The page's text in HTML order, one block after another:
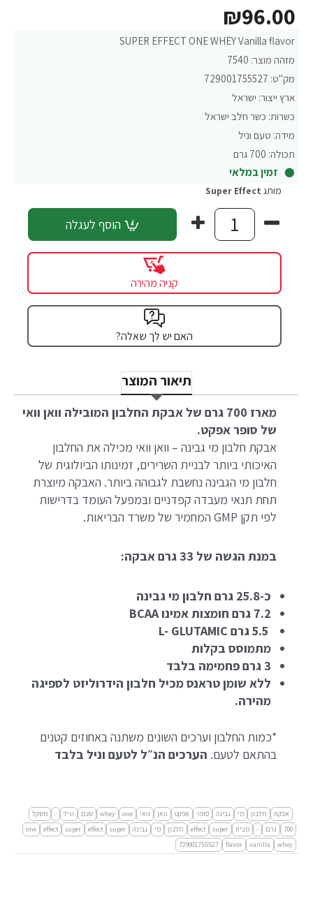
SUPER EFFECT ONE WHEY Vanilla flavor
מזהה מוצר: 7540
מק"ט: 729001755527
ארץ ייצור: ישראל
כשרות: כשר חלב ישראל
מידה: טעם וניל
תכולה: 700 גרם
זמין במלאי
₪96.00
מותג Super Effect
הוסף לעגלה
קניה מהירה
האם יש לך שאלה?
תיאור המוצר
מארז 700 גרם של אבקת החלבון המובילה וואן וואי
של סופר אפקט.
אבקת חלבון מי גבינה – וואן וואי מכילה את החלבון
האיכותי ביותר לבניית השרירים, זמינותו הביולוגית של
חלבון מי הגבינה נחשבת לגבוהה ביותר. האבקה מיוצרת
תחת תנאי מעבדה קפדניים ובמפעל העומד בדרישות
לפי תקן GMP המחמיר של משרד הבריאות.
במנת הגשה של 33 גרם אבקה:
כ-25.8 גרם חלבון מי גבינה
7.2 גרם חומצות אמינו BCAA
מתמוסס בקלות
3 גרם פחמימה בלבד
ללא שומן טראנס מכיל חלבון הידרוליזט לספיגה
מהירה.
*כמות החלבון וערכים השונים משתנה באחוזים קטנים
בהתאם לטעם. הערכים הנ״ל לטעם וניל בלבד
אבקת חלבון מי גבינה סופר אפקט וואן וואי one
whey טעם וניל -
משקל
700
גרם - מבית super
effect חלבון מי גבינה super
effect
super
effect
one
whey
vanilla
flavor
729001755527